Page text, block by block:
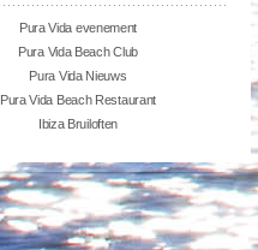
Pura Vida evenement
Pura Vida Beach Club
Pura Vida Nieuws
Pura Vida Beach Restaurant
Ibiza Bruiloften